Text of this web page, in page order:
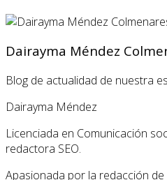
Dairayma Méndez
Blog de actualidad de nuestra
Dairayma Méndez
Licenciada en Comunicación
redactora SEO.
Apasionada por la redacción